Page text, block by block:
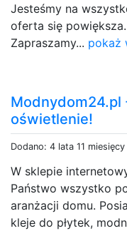
Jesteśmy na
oferta się
Zapraszamy... pokaż
Modnydom24.pl
oświetlenie!
Dodano: 4 lata 11
W sklepie
Państwo wszystko
aranżacji domu.
kleje do płytek,